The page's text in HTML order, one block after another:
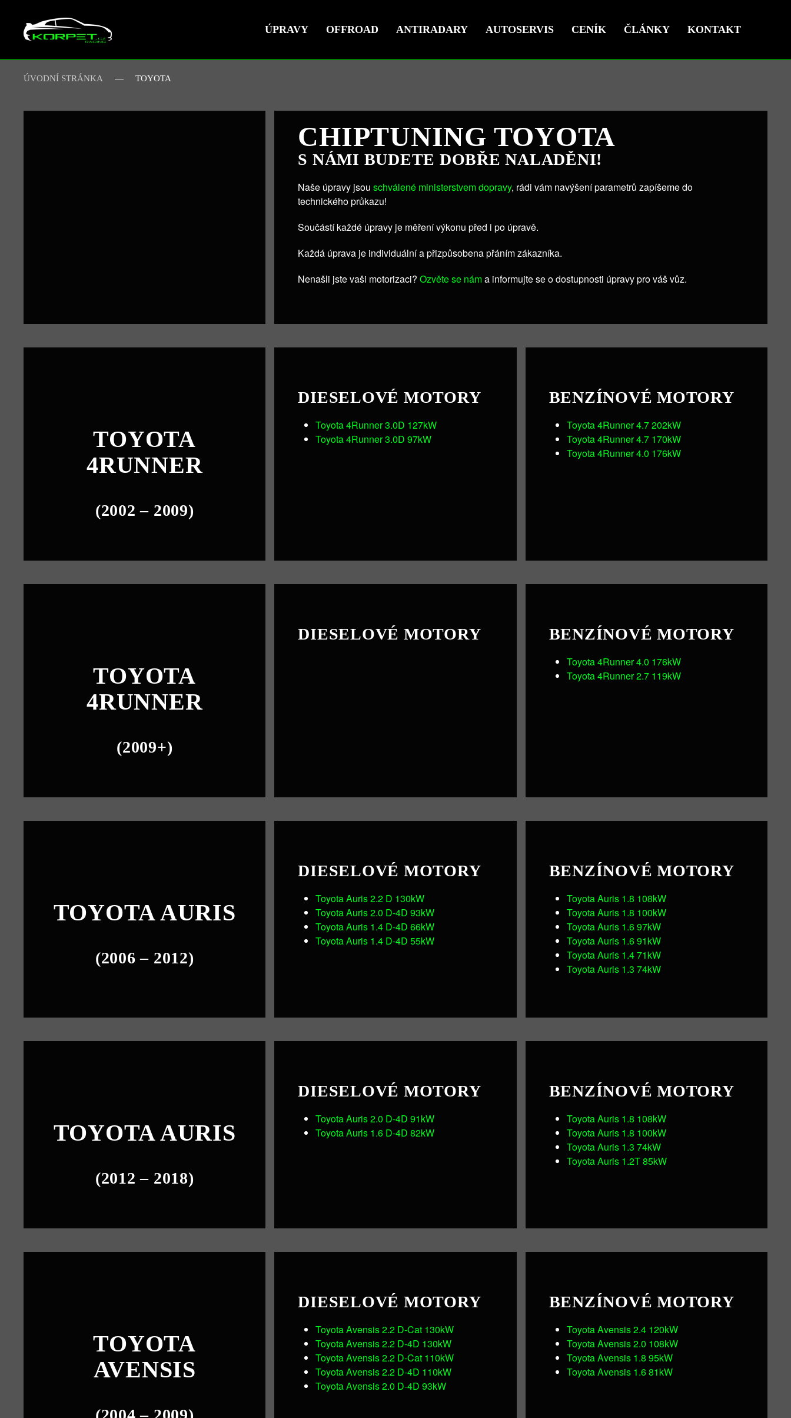
Skip to main content ÚPRAVY OFFROAD ANTIRADARY AUTOSERVIS CENÍK ČLÁNKY KONTAKT
ÚVODNÍ STRÁNKA TOYOTA
CHIPTUNING TOYOTA
S NÁMI BUDETE DOBŘE NALADĚNI!
Naše úpravy jsouschválené ministerstvem dopravy, rádi vám navýšení parametrů zapíšeme do
technického průkazu!
Součástí každé úpravy je měření výkonu před i po úpravě.
Každá úprava je individuální a přizpůsobena přáním zákazníka.
Nenašli jste vaši motorizaci?Ozvěte se náma informujte se o dostupnosti úpravy pro váš vůz.
TOYOTA
4RUNNER
(2002 – 2009)
DIESELOVÉ MOTORY
Toyota 4Runner 3.0D 127kW
Toyota 4Runner 3.0D 97kW
BENZÍNOVÉ MOTORY
Toyota 4Runner 4.7 202kW
Toyota 4Runner 4.7 170kW
Toyota 4Runner 4.0 176kW
TOYOTA
4RUNNER
(2009+)
DIESELOVÉ MOTORY BENZÍNOVÉ MOTORY
Toyota 4Runner 4.0 176kW
Toyota 4Runner 2.7 119kW
TOYOTA AURIS
(2006 – 2012)
DIESELOVÉ MOTORY
Toyota Auris 2.2 D 130kW
Toyota Auris 2.0 D-4D 93kW
Toyota Auris 1.4 D-4D 66kW
Toyota Auris 1.4 D-4D 55kW
BENZÍNOVÉ MOTORY
Toyota Auris 1.8 108kW
Toyota Auris 1.8 100kW
Toyota Auris 1.6 97kW
Toyota Auris 1.6 91kW
Toyota Auris 1.4 71kW
Toyota Auris 1.3 74kW
TOYOTA AURIS
(2012 – 2018)
DIESELOVÉ MOTORY
Toyota Auris 2.0 D-4D 91kW
Toyota Auris 1.6 D-4D 82kW
BENZÍNOVÉ MOTORY
Toyota Auris 1.8 108kW
Toyota Auris 1.8 100kW
Toyota Auris 1.3 74kW
Toyota Auris 1.2T 85kW
TOYOTA
AVENSIS
DIESELOVÉ MOTORY
Toyota Avensis 2.2 D-Cat 130kW
Toyota Avensis 2.2 D-4D 130kW
Toyota Avensis 2.2 D-Cat 110kW
Toyota Avensis 2.2 D-4D 110kW
Toyota Avensis 2.0 D-4D 93kW
BENZÍNOVÉ MOTORY
Toyota Avensis 2.4 120kW
Toyota Avensis 2.0 108kW
Toyota Avensis 1.8 95kW
Toyota Avensis 1.6 81kW